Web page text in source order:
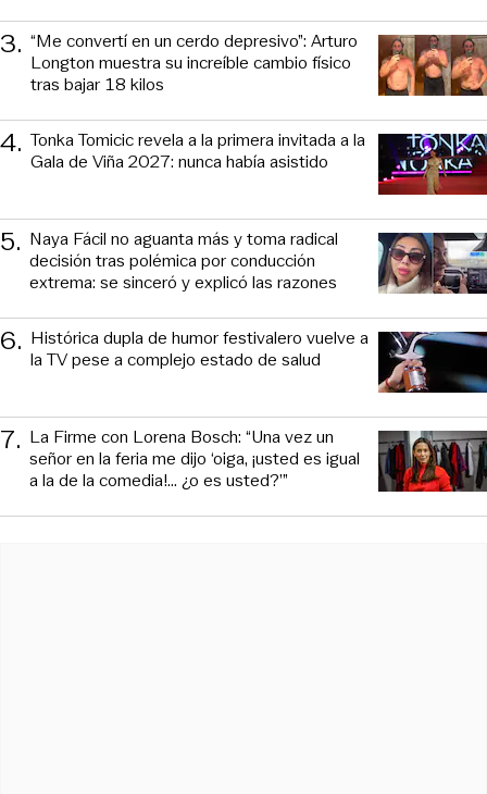
3. “Me convertí en un cerdo depresivo”: Arturo
Longton muestra su increíble cambio físico
tras bajar 18 kilos
4. Tonka Tomicic revela a la primera invitada a la
Gala de Viña 2027: nunca había asistido
5. Naya Fácil no aguanta más y toma radical
decisión tras polémica por conducción
extrema: se sinceró y explicó las razones
6. Histórica dupla de humor festivalero vuelve a
la TV pese a complejo estado de salud
7. La Firme con Lorena Bosch: “Una vez un
señor en la feria me dijo ‘oiga, ¡usted es igual
a la de la comedia!... ¿o es usted?’”